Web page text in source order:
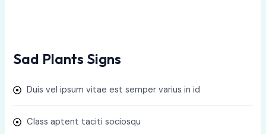
Sad Plants Signs
Duis vel ipsum vitae est semper varius in id
Class aptent taciti sociosqu